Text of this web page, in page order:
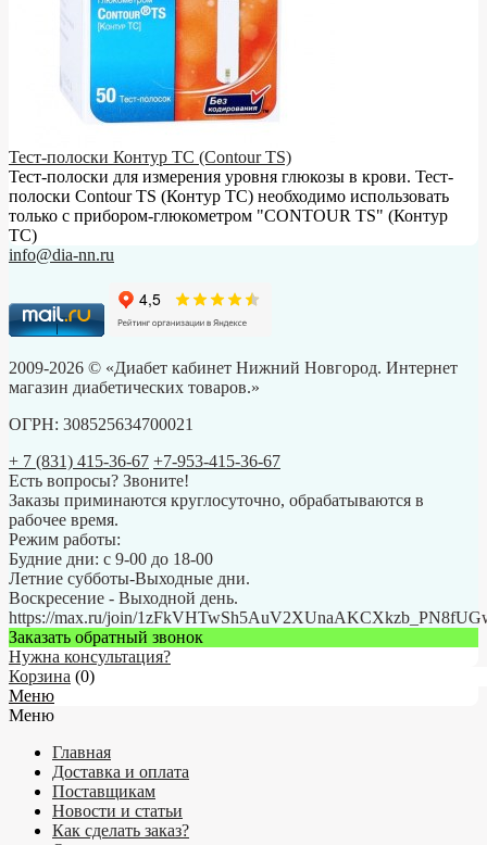
Тест-полоски Контур ТС (Contour TS)
Тест-полоски для измерения уровня глюкозы в крови. Тест-
полоски Contour TS (Контур ТС) необходимо использовать
только с прибором-глюкометром "CONTOUR TS" (Контур
ТС)
info@dia-nn.ru
2009-2026 © «Диабет кабинет Нижний Новгород. Интернет
магазин диабетических товаров.»
ОГРН: 308525634700021
+ 7 (831) 415-36-67 +7-953-415-36-67
Есть вопросы? Звоните!
Заказы приминаются круглосуточно, обрабатываются в
рабочее время.
Режим работы:
Будние дни: с 9-00 до 18-00
Летние субботы-Выходные дни.
Воскресение - Выходной день.
https://max.ru/join/
Заказать обратный звонок
Нужна консультация?
Корзина (0)
Меню
Меню
Главная
Доставка и оплата
Поставщикам
Новости и статьи
Как сделать заказ?